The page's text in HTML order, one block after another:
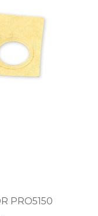
PRO5150